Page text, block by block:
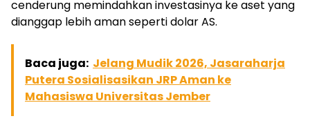
cenderung memindahkan investasinya ke aset yang
dianggap lebih aman seperti dolar AS.
Baca juga: Jelang Mudik 2026, Jasaraharja
Putera Sosialisasikan JRP Aman ke
Mahasiswa Universitas Jember